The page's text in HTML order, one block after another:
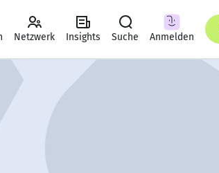
Netzwerk Insights Suche Anmelden